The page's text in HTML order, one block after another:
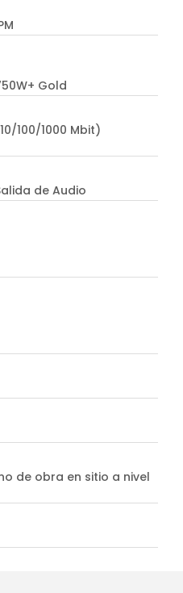
Gold
100/1000 Mbit)
de Audio
de obra en sitio a nivel